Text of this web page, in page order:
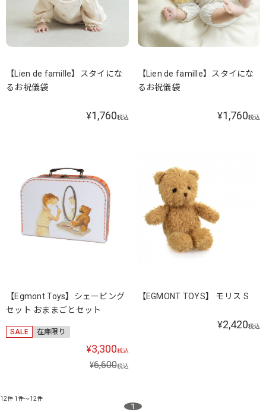
【Lien de famille】スタイにな
るお祝儀袋
¥1,760税込
【Lien de famille】スタイにな
るお祝儀袋
¥1,760税込
【Egmont Toys】シェービング
セット おままごとセット
SALE 在庫限り
¥3,300税込
¥6,600税込
【EGMONT TOYS】 モリス S
¥2,420税込
12件 1件～12件
1